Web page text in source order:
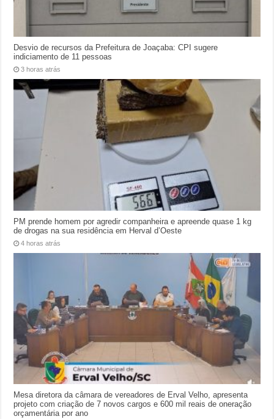
Desvio de recursos da Prefeitura de Joaçaba: CPI sugere
indiciamento de 11 pessoas
3 horas atrás
PM prende homem por agredir companheira e apreende quase 1 kg
de drogas na sua residência em Herval d’Oeste
4 horas atrás
Mesa diretora da câmara de vereadores de Erval Velho, apresenta
projeto com criação de 7 novos cargos e 600 mil reais de oneração
orçamentária por ano